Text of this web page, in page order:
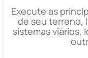
Execute as
de seu terreno,
sistemas viários,